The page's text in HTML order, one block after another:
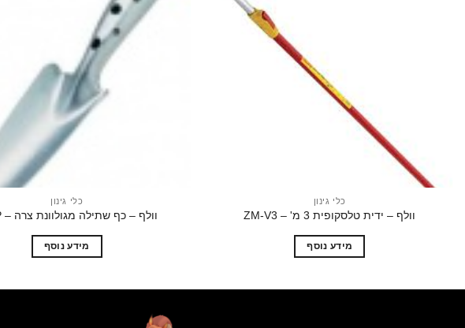
כלי גינון
וולף – ידית טלסקופית 3 מ' – ZM-V3
מידע נוסף
כלי גינון
וולף – כף שתילה מגולוונת צרה – LU-P
מידע נוסף